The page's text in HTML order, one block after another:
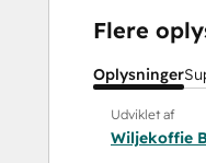
Flere
Oplysninger
Udviklet af
Wiljekoffie